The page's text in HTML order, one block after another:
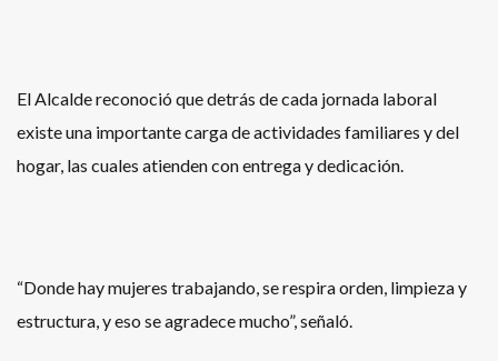
El Alcalde reconoció que detrás de cada jornada laboral
existe una importante carga de actividades familiares y del
hogar, las cuales atienden con entrega y dedicación.
“Donde hay mujeres trabajando, se respira orden, limpieza y
estructura, y eso se agradece mucho”, señaló.